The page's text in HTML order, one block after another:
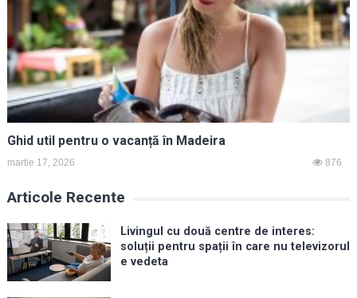
Ghid util pentru o vacanță în Madeira
martie 17, 2026 876
Articole Recente
Livingul cu două centre de interes:
soluții pentru spații în care nu televizorul
e vedeta